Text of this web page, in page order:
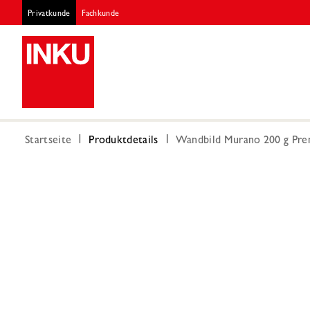
Privatkunde Fachkunde
Startseite Produktdetails Wandbild Murano 200 g